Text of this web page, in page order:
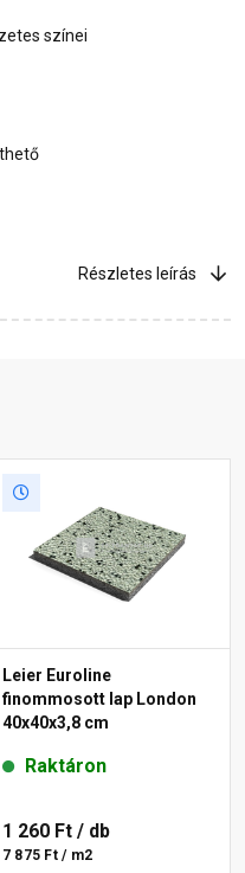
színei
Részletes leírás
Leier Euroline
finommosott lap London
40x40x3,8 cm
Raktáron
1 260 Ft / db
7 875 Ft / m2